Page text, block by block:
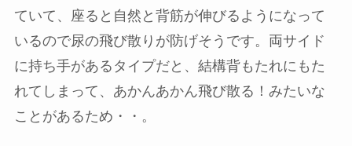
ていて、座ると自然と背筋が伸びるようになって
いるので尿の飛び散りが防げそうです。両サイド
に持ち手があるタイプだと、結構背もたれにもた
れてしまって、あかんあかん飛び散る！みたいな
ことがあるため・・。